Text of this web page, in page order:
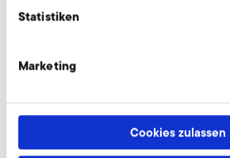
Statistiken
Marketing
Cookies zulassen
Anschlussstutzen
Begrenzungsventile